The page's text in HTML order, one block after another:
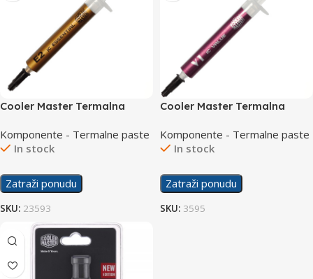
Cooler Master Termalna
Komponente - Termalne paste
In stock
Zatraži ponudu
SKU: 23593
Cooler Master Termalna
Komponente - Termalne paste
In stock
Zatraži ponudu
SKU: 3595